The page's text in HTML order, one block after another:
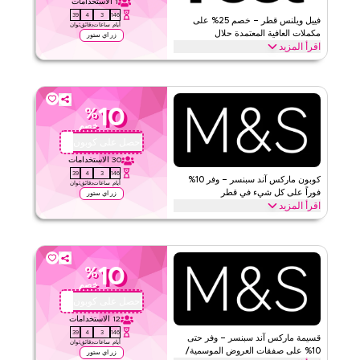
الفئات
على مستوى الموقع
قيّمنا
اقرأ أقل
فييل ويلنس قطر – خصم 25% على
مكملات العافية المعتمدة حلال
اقرأ المزيد
146
أيام
3
ساعات
4
دقائق
39
ثوان
زر اي ستور
وفّر 25% على أي منتج فردي من فييل بما في ذلك الكولاجين، ودعم
عن طريق أرمكس إلى الدوحة وفي جميع أنحاء قطر. أدخل هذا الكود عند
الأحكام والشروط
الحد الأدنى للطلب
لا شيء
الفئات
على مستوى الموقع
قيّمنا
اقرأ أقل
كوبون ماركس آند سبنسر – وفر 10%
فوراً على كل شيء في قطر
اقرأ المزيد
10
%
خصم
احصل على كوبون
30 الاستخدامات
146
أيام
3
ساعات
4
دقائق
39
ثوان
زر اي ستور
وفر 10% فوراً باستخدام كود ماركس آند سبنسر هذا على كل شيء. استرد
ملابس الرجال، ملابس الأطفال، الملابس الداخلية، التجميل والمزيد.
ماركس اند سبنسر الأحكام والشروط
الحد الأدنى للطلب
ينطبق على
ويب/تطبيق
الفئات
على مستوى الموقع
قسيمة ماركس آند سبنسر – وفر حتى
10% على صفقات العروض الموسمية/
10
%
خصم
احصل على كوبون
12 الاستخدامات
146
أيام
3
ساعات
4
دقائق
39
ثوان
زر اي ستور